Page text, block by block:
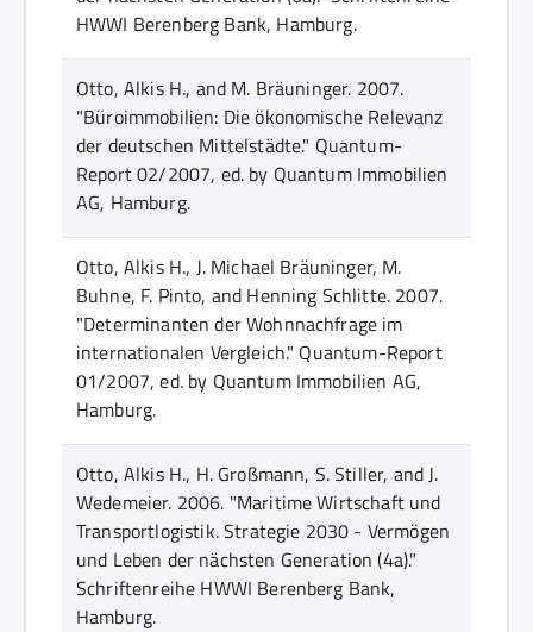
HWWI Berenberg Bank, Hamburg.
Otto, Alkis H., and M. Bräuninger. 2007.
"Büroimmobilien: Die ökonomische Relevanz
der deutschen Mittelstädte." Quantum-
Report 02/2007, ed. by Quantum Immobilien
AG, Hamburg.
Otto, Alkis H., J. Michael Bräuninger, M.
Buhne, F. Pinto, and Henning Schlitte. 2007.
"Determinanten der Wohnnachfrage im
internationalen Vergleich." Quantum-Report
01/2007, ed. by Quantum Immobilien AG,
Hamburg.
Otto, Alkis H., H. Großmann, S. Stiller, and J.
Wedemeier. 2006. "Maritime Wirtschaft und
Transportlogistik. Strategie 2030 - Vermögen
und Leben der nächsten Generation (4a)."
Schriftenreihe HWWI Berenberg Bank,
Hamburg.